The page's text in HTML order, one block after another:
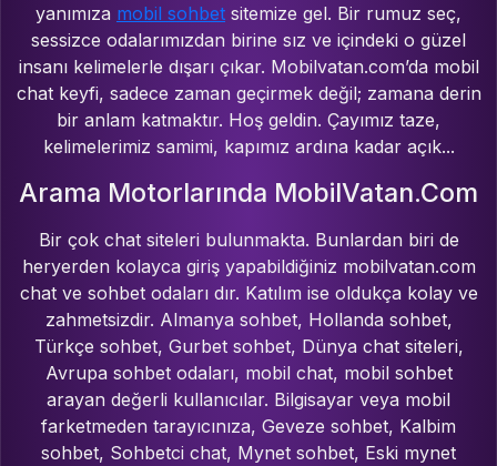
yanımıza mobil sohbet sitemize gel. Bir rumuz seç,
sessizce odalarımızdan birine sız ve içindeki o güzel
insanı kelimelerle dışarı çıkar. Mobilvatan.com’da mobil
chat keyfi, sadece zaman geçirmek değil; zamana derin
bir anlam katmaktır. Hoş geldin. Çayımız taze,
kelimelerimiz samimi, kapımız ardına kadar açık...
Arama Motorlarında MobilVatan.Com
Bir çok chat siteleri bulunmakta. Bunlardan biri de
heryerden kolayca giriş yapabildiğiniz mobilvatan.com
chat ve sohbet odaları dır. Katılım ise oldukça kolay ve
zahmetsizdir. Almanya sohbet, Hollanda sohbet,
Türkçe sohbet, Gurbet sohbet, Dünya chat siteleri,
Avrupa sohbet odaları, mobil chat, mobil sohbet
arayan değerli kullanıcılar. Bilgisayar veya mobil
farketmeden tarayıcınıza, Geveze sohbet, Kalbim
sohbet, Sohbetci chat, Mynet sohbet, Eski mynet